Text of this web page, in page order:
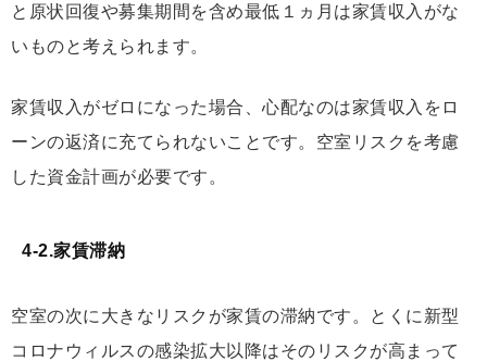
と原状回復や募集期間を含め最低１ヵ月は家賃収入がな
いものと考えられます。
家賃収入がゼロになった場合、心配なのは家賃収入をロ
ーンの返済に充てられないことです。空室リスクを考慮
した資金計画が必要です。
4-2.家賃滞納
空室の次に大きなリスクが家賃の滞納です。とくに新型
コロナウィルスの感染拡大以降はそのリスクが高まって